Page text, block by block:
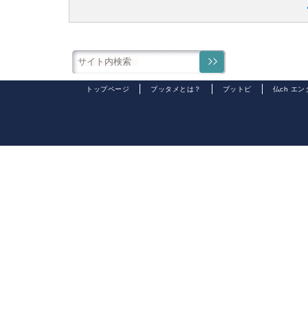
トップページ ブッタメとは？ ブットピ 仏ch エン